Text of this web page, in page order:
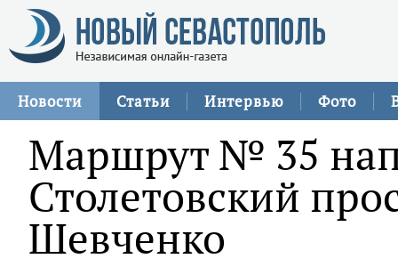
Новости Статьи Интервью Фото
Маршрут № 35
Столетовский
Шевченко